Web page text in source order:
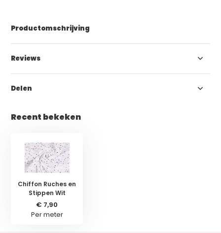
Productomschrijving
Reviews
Delen
Recent bekeken
Chiffon Ruches en
Stippen Wit
€ 7,90
Per meter